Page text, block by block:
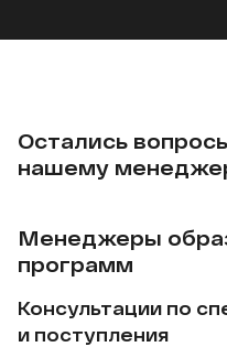
Остались
нашему
Менеджеры
программ
Консультации по
и поступления